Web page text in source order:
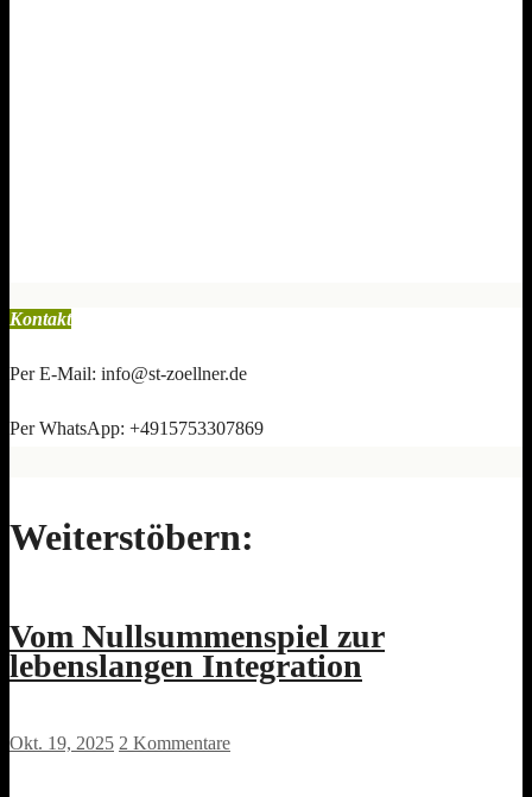
Kontakt
Per E-Mail: info@st-zoellner.de
Per WhatsApp: +4915753307869
Weiterstöbern:
Vom Nullsummenspiel zur
lebenslangen Integration
Okt. 19, 2025 2 Kommentare